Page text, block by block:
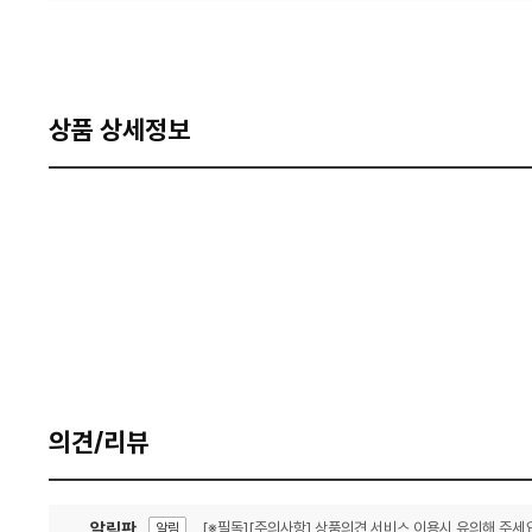
상품 상세정보
의견/리뷰
알림 [※필독][주의사항] 상품의견 서비스 이용시 유의해 주세